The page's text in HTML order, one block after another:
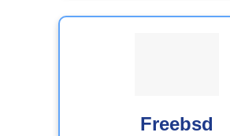
Freebsd